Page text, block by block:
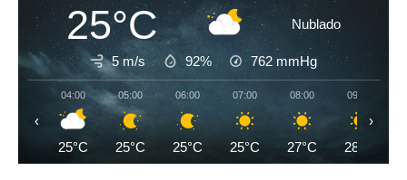
25°C Nublado
5 m/s 92% 762 mmHg
04:00
25°C
05:00
25°C
06:00
25°C
07:00
25°C
08:00
27°C
09:00
28°C
‹ ›